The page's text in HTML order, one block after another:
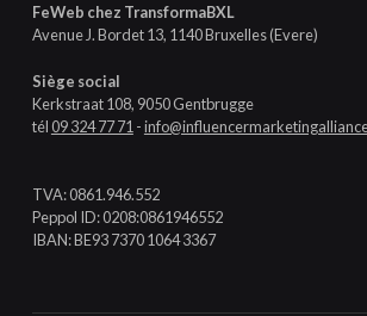
FeWeb chez TransformaBXL
Avenue J. Bordet 13, 1140 Bruxelles (Evere)
Siège social
Kerkstraat 108, 9050 Gentbrugge
tél09 324 77 71 -
TVA: 0861.946.552
Peppol ID: 0208:0861946552
IBAN: BE93 7370 1064 3367